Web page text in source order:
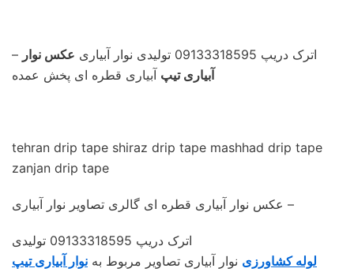
– اترک دریپ 09133318595 تولیدی نوار آبیاری
عکس نوار
آبیاری تیپ آبیاری قطره ای پخش عمده
tehran drip tape shiraz drip tape mashhad drip tape
zanjan drip tape
عکس نوار آبیاری قطره ای گالری تصاویر نوار آبیاری –
اترک دریپ 09133318595 تولیدی
لوله کشاورزی نوار آبیاری تصاویر مربوط به نوار آبیاری تیپ